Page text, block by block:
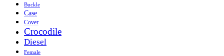
Buckle
Case
Cover
Crocodile
Diesel
Female